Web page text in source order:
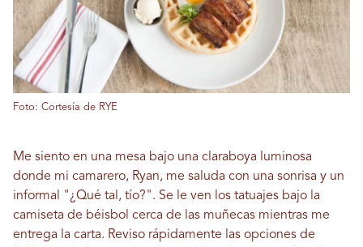
Foto: Cortesía de RYE
Me siento en una mesa bajo una claraboya luminosa
donde mi camarero, Ryan, me saluda con una sonrisa y un
informal "¿Qué tal, tío?". Se le ven los tatuajes bajo la
camiseta de béisbol cerca de las muñecas mientras me
entrega la carta. Reviso rápidamente las opciones de